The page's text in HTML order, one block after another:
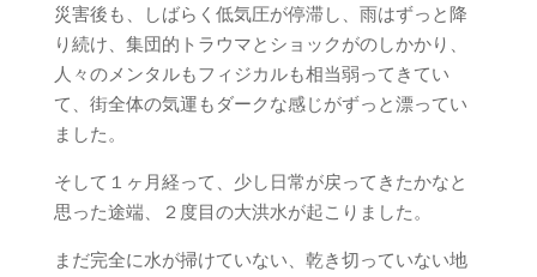
災害後も、しばらく低気圧が停滞し、雨はずっと降
り続け、集団的トラウマとショックがのしかかり、
人々のメンタルもフィジカルも相当弱ってきてい
て、街全体の気運もダークな感じがずっと漂ってい
ました。
そして１ヶ月経って、少し日常が戻ってきたかなと
思った途端、２度目の大洪水が起こりました。
まだ完全に水が掃けていない、乾き切っていない地